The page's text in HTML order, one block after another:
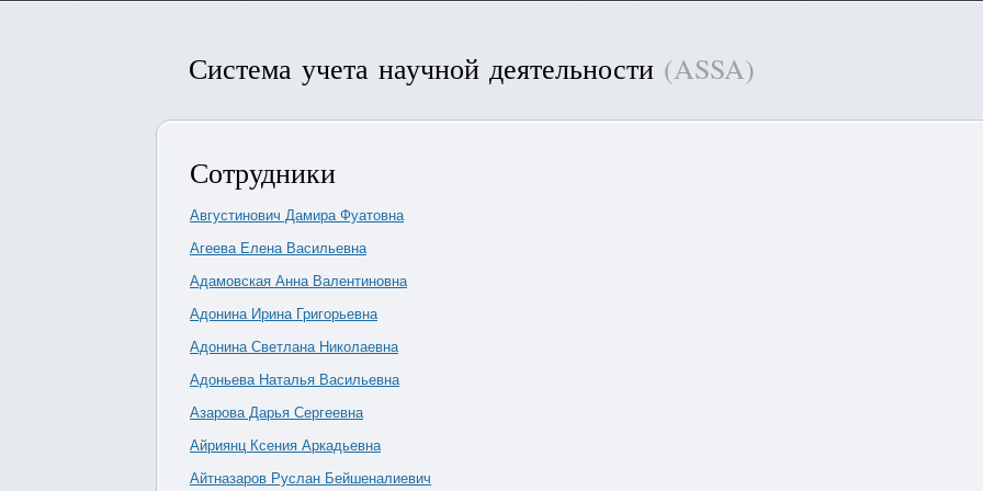
Система учета научной деятельности (ASSA)
Сотрудники
Августинович Дамира Фуатовна
Агеева Елена Васильевна
Адамовская Анна Валентиновна
Адонина Ирина Григорьевна
Адонина Светлана Николаевна
Адоньева Наталья Васильевна
Азарова Дарья Сергеевна
Айриянц Ксения Аркадьевна
Айтназаров Руслан Бейшеналиевич